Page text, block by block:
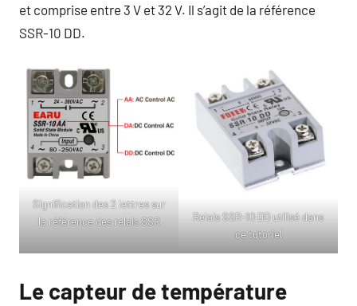
et comprise entre 3 V et 32 V. Il s’agit de la référence
SSR-10 DD.
Signification des 2 lettres sur
la référence des relais SSR
Relais SSR-10 DD utilisé dans
ce tutoriel
Le capteur de température